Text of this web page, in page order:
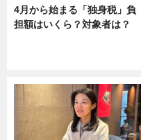
4月から始まる「独身税」負
担額はいくら？対象者は？